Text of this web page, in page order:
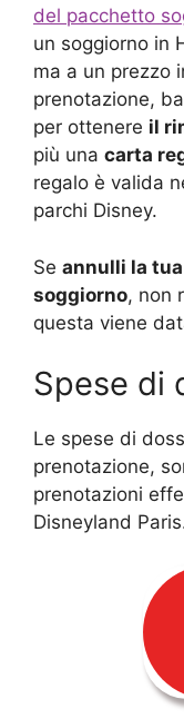
del pacchetto
un soggiorno in
ma a un prezzo
prenotazione,
per ottenere il
più una carta
regalo è valida
parchi Disney.
Se annulli la
soggiorno, non
questa viene
Spese di
Le spese di
prenotazione,
prenotazioni
Disneyland